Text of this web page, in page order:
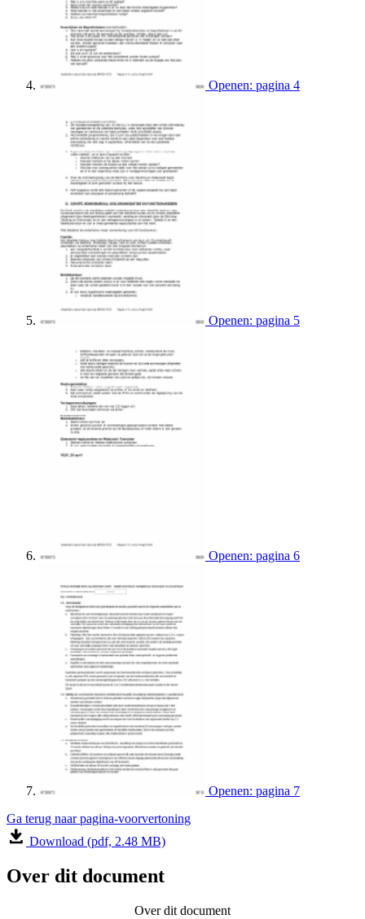
Openen: pagina 4
Openen: pagina 5
Openen: pagina 6
Openen: pagina 7
Ga terug naar pagina-voorvertoning
Download (pdf, 2.48 MB)
Over dit document
Over dit document